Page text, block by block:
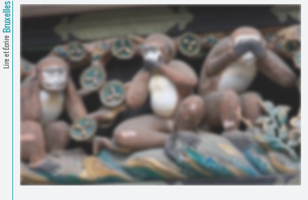
·
Comprendre et parler
Bienvenue en Belgique
Contacts
Trouver un lieu d’alphabétisation
Lire et Écrire
Bruxelles